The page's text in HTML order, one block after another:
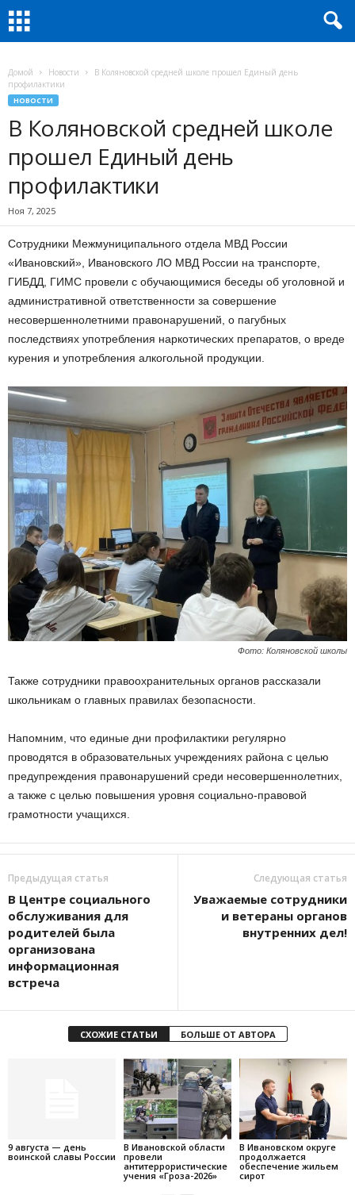
Домой Новости
В Коляновской средней школе прошел Единый день
профилактики
НОВОСТИ
В Коляновской средней школе
прошел Единый день
профилактики
Ноя 7, 2025
Сотрудники Межмуниципального отдела МВД России
«Ивановский», Ивановского ЛО МВД России на транспорте,
ГИБДД, ГИМС провели с обучающимися беседы об уголовной и
административной ответственности за совершение
несовершеннолетними правонарушений, о пагубных
последствиях употребления наркотических препаратов, о вреде
курения и употребления алкогольной продукции.
Фото: Коляновской школы
Также сотрудники правоохранительных органов рассказали
школьникам о главных правилах безопасности.
Напомним, что единые дни профилактики регулярно
проводятся в образовательных учреждениях района с целью
предупреждения правонарушений среди несовершеннолетних,
а также с целью повышения уровня социально-правовой
грамотности учащихся.
Предыдущая статья
В Центре социального
обслуживания для
родителей была
организована
информационная
встреча
Следующая статья
Уважаемые сотрудники
и ветераны органов
внутренних дел!
СХОЖИЕ СТАТЬИ БОЛЬШЕ ОТ АВТОРА
9 августа — день
воинской славы России
В Ивановской области
провели
антитеррористические
учения «Гроза-2026»
В Ивановском округе
продолжается
обеспечение жильем
сирот